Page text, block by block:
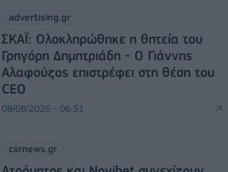
advertising.gr
ΣΚΑΪ: Ολοκληρώθηκε η θητεία του
Γρηγόρη Δημητριάδη - Ο Γιάννης
Αλαφούζος επιστρέφει στη θέση του
CEO
08/08/2026 - 06:51
csrnews.gr